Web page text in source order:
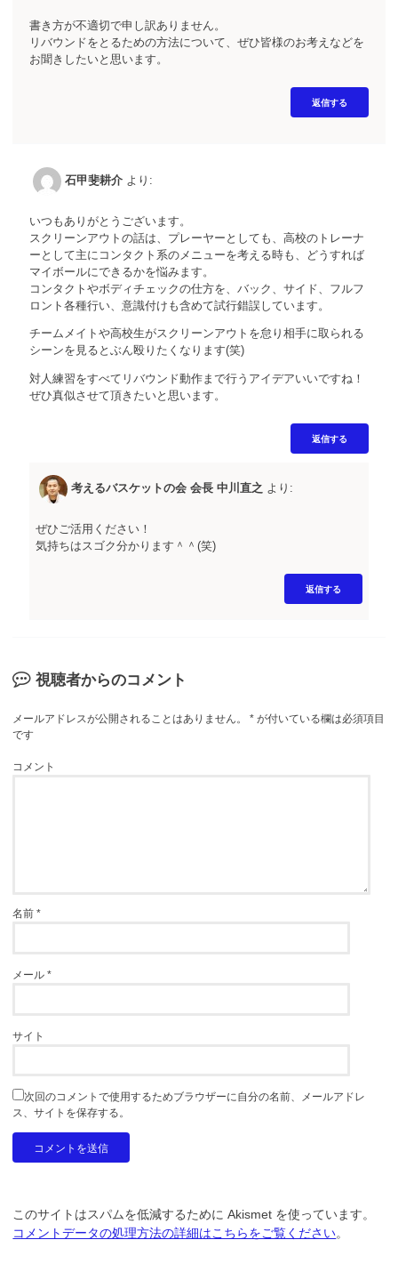
書き方が不適切で申し訳ありません。
リバウンドをとるための方法について、ぜひ皆様のお考えなどを
お聞きしたいと思います。
返信する
石甲斐耕介 より:
いつもありがとうございます。
スクリーンアウトの話は、プレーヤーとしても、高校のトレーナ
ーとして主にコンタクト系のメニューを考える時も、どうすれば
マイボールにできるかを悩みます。
コンタクトやボディチェックの仕方を、バック、サイド、フルフ
ロント各種行い、意識付けも含めて試行錯誤しています。
チームメイトや高校生がスクリーンアウトを怠り相手に取られる
シーンを見るとぶん殴りたくなります(笑)
対人練習をすべてリバウンド動作まで行うアイデアいいですね！
ぜひ真似させて頂きたいと思います。
返信する
考えるバスケットの会 会長 中川直之 より:
ぜひご活用ください！
気持ちはスゴク分かります＾＾(笑)
返信する
視聴者からのコメント
メールアドレスが公開されることはありません。 * が付いている欄は必須項目
です
コメント
名前*
メール*
サイト
次回のコメントで使用するためブラウザーに自分の名前、メールアドレ
ス、サイトを保存する。
このサイトはスパムを低減するために Akismet を使っています。
コメントデータの処理方法の詳細はこちらをご覧ください。